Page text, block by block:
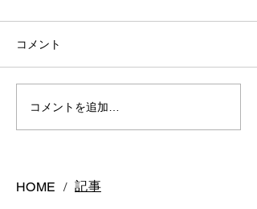
熊本で結婚指輪を選ぶ予
算はどれくらい？相場と
コメント
コメントを追加…
HOME / 記事